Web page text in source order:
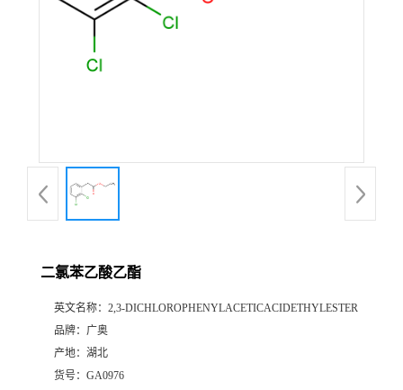
二氯苯乙酸乙酯
英文名称： 2,3-DICHLOROPHENYLACETICACIDETHYLESTER
品牌： 广奥
产地： 湖北
货号： GA0976